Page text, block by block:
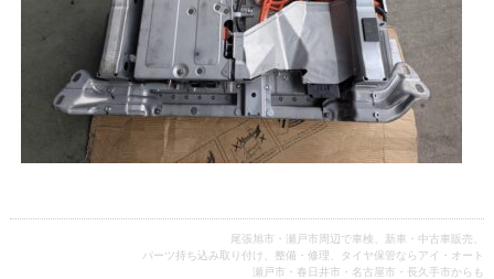
尾張旭市・瀬戸市周辺で車検、新車・中古車販売、
パーツ持ち込み取り付け、整備・修理、タイヤ保管ならアイ・オート
瀬戸市・春日井市・名古屋市・長久手市からも